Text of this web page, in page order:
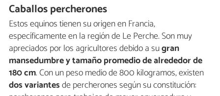
Caballos percherones
Estos equinos tienen su origen en Francia,
específicamente en la región de Le Perche. Son muy
apreciados por los agricultores debido a sugran
mansedumbre y tamaño promedio de alrededor de
180 cm. Con un peso medio de 800 kilogramos, existen
dos variantesde percherones según su constitución: